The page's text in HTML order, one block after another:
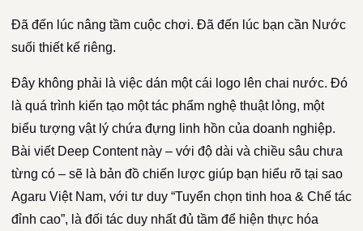
Đã đến lúc nâng tầm cuộc chơi. Đã đến lúc bạn cần Nước
suối thiết kế riêng.
Đây không phải là việc dán một cái logo lên chai nước. Đó
là quá trình kiến tạo một tác phẩm nghệ thuật lỏng, một
biểu tượng vật lý chứa đựng linh hồn của doanh nghiệp.
Bài viết Deep Content này – với độ dài và chiều sâu chưa
từng có – sẽ là bản đồ chiến lược giúp bạn hiểu rõ tại sao
Agaru Việt Nam, với tư duy “Tuyển chọn tinh hoa & Chế tác
đỉnh cao”, là đối tác duy nhất đủ tầm để hiện thực hóa